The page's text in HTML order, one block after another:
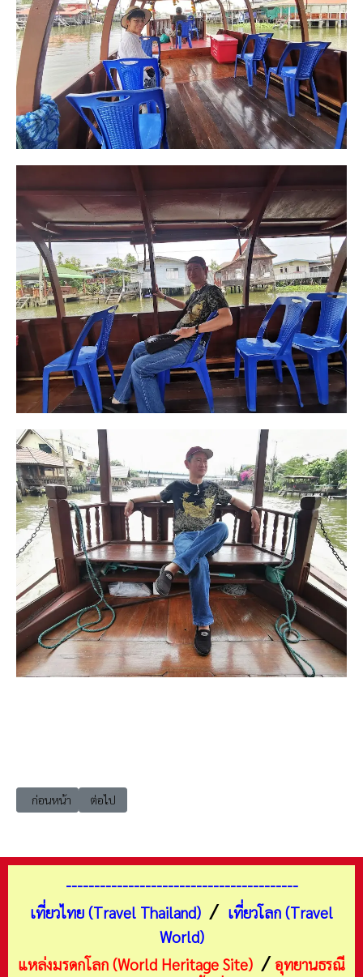
เนื้อหาก่อนหน้า: เที่ยวนนทบุรี เมือง วัดโตนด (บางกร่าง)
ก่อนหน้า เนื้อหาถัดไป: เที่ยวนนทบุรี เมือง วัดบางระโหง (Wat Bang
ต่อไป
-----------------------------------------
เที่ยวไทย (Travel Thailand) / เที่ยวโลก (Travel
World)
แหล่งมรดกโลก (World Heritage Site) /อุทยานธรณี